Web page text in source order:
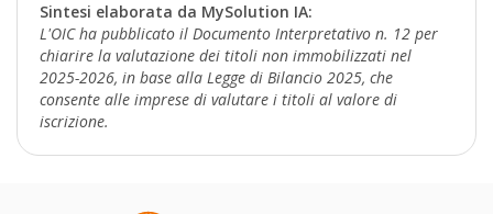
Sintesi elaborata da MySolution IA:
L'OIC ha pubblicato il Documento Interpretativo n. 12 per
chiarire la valutazione dei titoli non immobilizzati nel
2025-2026, in base alla Legge di Bilancio 2025, che
consente alle imprese di valutare i titoli al valore di
iscrizione.